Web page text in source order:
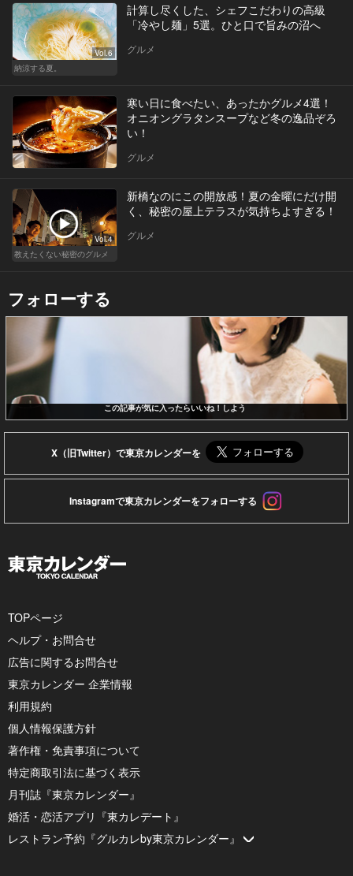
Vol.6
納涼する夏。
計算し尽くした、シェフこだわりの高級
「冷やし麺」5選。ひと口で旨みの沼へ
グルメ
寒い日に食べたい、あったかグルメ4選！
オニオングラタンスープなど冬の逸品ぞろ
い！
グルメ
Vol.4
教えたくない秘密のグルメ
新橋なのにこの開放感！夏の金曜にだけ開
く、秘密の屋上テラスが気持ちよすぎる！
グルメ
フォローする
この記事が気に入ったらいいね！しよう
X（旧Twitter）で東京カレンダーを
Instagramで東京カレンダーをフォローする
TOPページ
ヘルプ・お問合せ
広告に関するお問合せ
東京カレンダー 企業情報
利用規約
個人情報保護方針
著作権・免責事項について
特定商取引法に基づく表示
月刊誌『東京カレンダー』
婚活・恋活アプリ『東カレデート』
レストラン予約『グルカレby東京カレンダー』